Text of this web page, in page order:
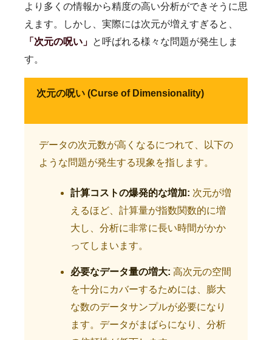
より多くの情報から精度の高い分析ができそうに思
えます。しかし、実際には次元が増えすぎると、
「次元の呪い」 と呼ばれる様々な問題が発生しま
す。
次元の呪い (Curse of Dimensionality)
データの次元数が高くなるにつれて、以下の
ような問題が発生する現象を指します。
計算コストの爆発的な増加: 次元が増
えるほど、計算量が指数関数的に増
大し、分析に非常に長い時間がかか
ってしまいます。
必要なデータ量の増大: 高次元の空間
を十分にカバーするためには、膨大
な数のデータサンプルが必要になり
ます。データがまばらになり、分析